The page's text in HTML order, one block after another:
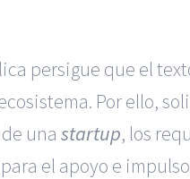
persigue que el
Por ello,
una startup, los
el apoyo e